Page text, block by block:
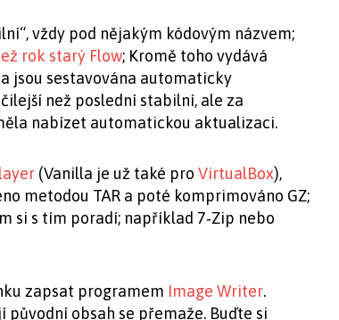
vždy pod nějakým kódovým názvem;
rok starý Flow; Kromě toho vydává
jsou sestavována automaticky
než poslední stabilní, ale za
nabízet automatickou aktualizaci.
(Vanilla je už také pro VirtualBox),
metodou TAR a poté komprimováno GZ;
si s tím poradí; například 7‑Zip nebo
zapsat programem Image Writer.
obsah se přemaže. Buďte si